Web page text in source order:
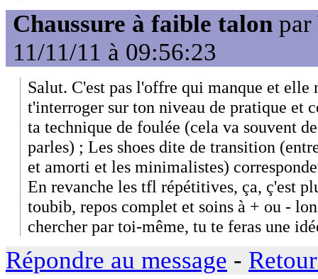
Chaussure à faible talon par
11/11/11 à 09:56:23
Salut. C'est pas l'offre qui manque et elle
t'interroger sur ton niveau de pratique et
ta technique de foulée (cela va souvent
parles) ; Les shoes dite de transition
et amorti et les minimalistes)
En revanche les tfl répétitives, ça, ç'est
toubib, repos complet et soins à + ou -
chercher par toi-même, tu te feras une
Répondre au message -